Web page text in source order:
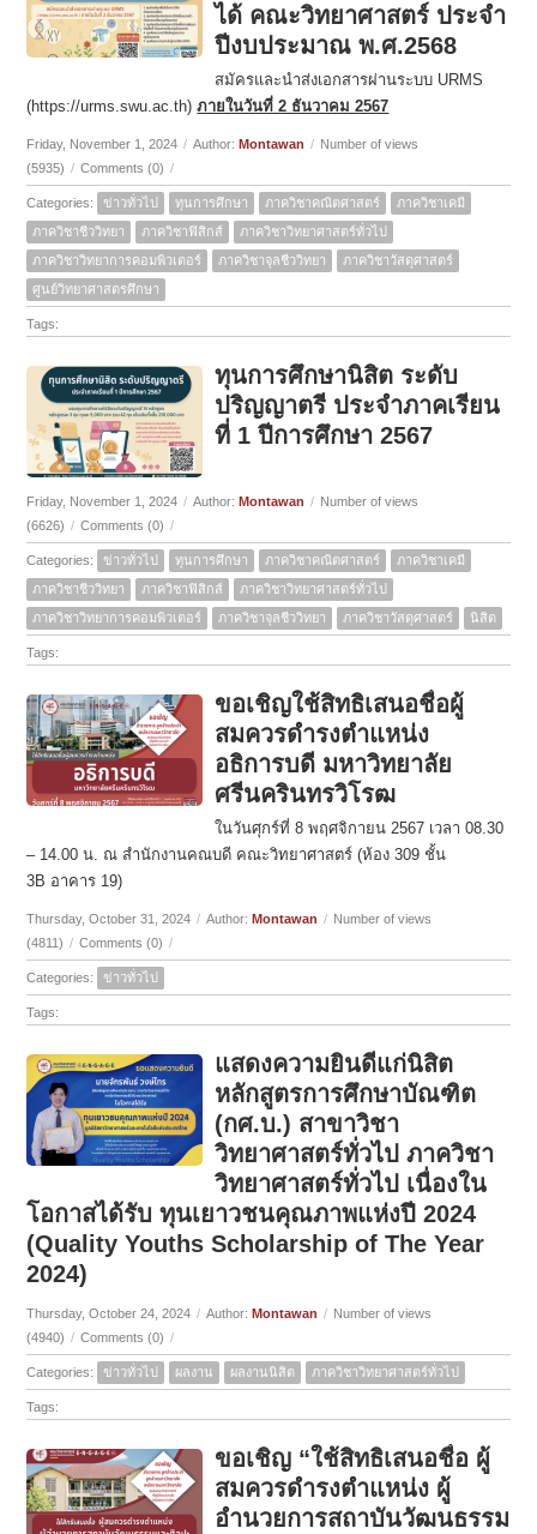
ได้ คณะวิทยาศาสตร์ ประจำ
ปีงบประมาณ พ.ศ.2568
สมัครและนำส่งเอกสารผ่านระบบ URMS
(https://urms.swu.ac.th)ภายในวันที่ 2 ธันวาคม 2567
Friday, November 1, 2024 / Author:Montawan / Number of views
(5935) / Comments (0) /
Categories: ข่าวทั่วไป ทุนการศึกษา ภาควิชาคณิตศาสตร์
ภาควิชาเคมี
ภาควิชาชีววิทยา
ภาควิชาฟิสิกส์
ภาควิชาวิทยาศาสตร์ทั่วไป
ภาควิชาวิทยาการคอมพิวเตอร์
ภาควิชาจุลชีววิทยา
ภาควิชาวัสดุศาสตร์
ศูนย์วิทยาศาสตรศึกษา
Tags:
ทุนการศึกษานิสิต ระดับ
ปริญญาตรี ประจำภาคเรียน
ที่ 1 ปีการศึกษา 2567
Friday, November 1, 2024 / Author:Montawan / Number of views
(6626) / Comments (0) /
Categories: ข่าวทั่วไป ทุนการศึกษา ภาควิชาคณิตศาสตร์
ภาควิชาเคมี
ภาควิชาชีววิทยา
ภาควิชาฟิสิกส์
ภาควิชาวิทยาศาสตร์ทั่วไป
ภาควิชาวิทยาการคอมพิวเตอร์
ภาควิชาจุลชีววิทยา ภาควิชาวัสดุศาสตร์ นิสิต
Tags:
ขอเชิญใช้สิทธิเสนอชื่อผู้
สมควรดำรงตำแหน่ง
อธิการบดี มหาวิทยาลัย
ศรีนครินทรวิโรฒ
ในวันศุกร์ที่ 8 พฤศจิกายน 2567 เวลา 08.30
– 14.00 น. ณ สำนักงานคณบดี คณะวิทยาศาสตร์ (ห้อง 309 ชั้น
3B อาคาร 19)
Thursday, October 31, 2024 / Author:Montawan / Number of views
(4811) / Comments (0) /
Categories: ข่าวทั่วไป
Tags:
แสดงความยินดีแก่นิสิต
หลักสูตรการศึกษาบัณฑิต
(กศ.บ.) สาขาวิชา
วิทยาศาสตร์ทั่วไป ภาควิชา
วิทยาศาสตร์ทั่วไป เนื่องใน
โอกาสได้รับ ทุนเยาวชนคุณภาพแห่งปี 2024
(Quality Youths Scholarship of The Year
2024)
Thursday, October 24, 2024 / Author:Montawan / Number of views
(4940) / Comments (0) /
Categories: ข่าวทั่วไป ผลงาน ผลงานนิสิต ภาควิชาวิทยาศาสตร์ทั่วไป
Tags:
ขอเชิญ “ใช้สิทธิเสนอชื่อ ผู้
สมควรดำรงตำแหน่ง ผู้
อำนวยการสถาบันวัฒนธรรม